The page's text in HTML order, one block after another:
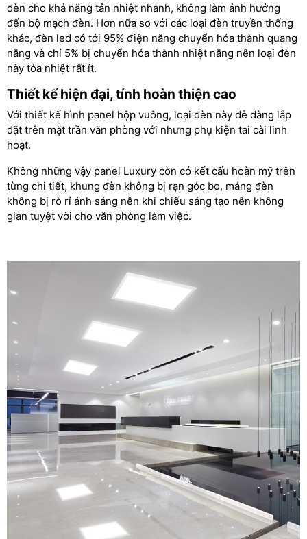
đèn cho khả năng tản nhiệt nhanh, không làm ảnh hưởng
đến bộ mạch đèn. Hơn nữa so với các loại đèn truyền thống
khác, đèn led có tới 95% điện năng chuyển hóa thành quang
năng và chỉ 5% bị chuyển hóa thành nhiệt năng nên loại đèn
này tỏa nhiệt rất ít.
Thiết kế hiện đại, tính hoàn thiện cao
Với thiết kế hình panel hộp vuông, loại đèn này dễ dàng lắp
đặt trên mặt trần văn phòng với nhưng phụ kiện tai cài linh
hoạt.
Không những vậy panel Luxury còn có kết cấu hoàn mỹ trên
từng chi tiết, khung đèn không bị rạn góc bo, máng đèn
không bị rò rỉ ánh sáng nên khi chiếu sáng tạo nên không
gian tuyệt vời cho văn phòng làm việc.